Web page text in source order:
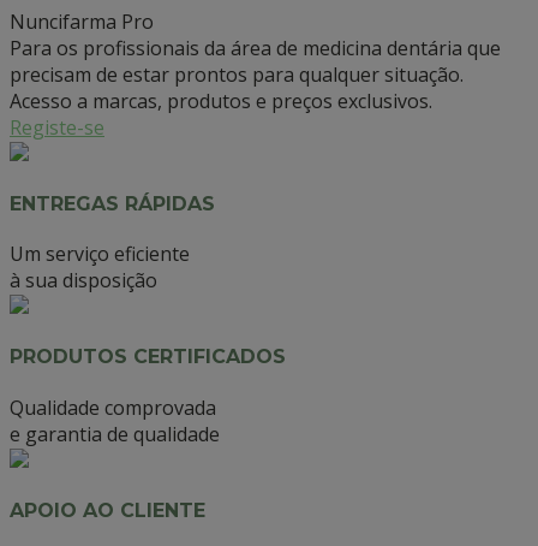
Nuncifarma Pro
Para os profissionais da área de medicina dentária que
precisam de estar prontos para qualquer situação.
Acesso a marcas, produtos e preços exclusivos.
Registe-se
ENTREGAS RÁPIDAS
Um serviço eficiente
à sua disposição
PRODUTOS CERTIFICADOS
Qualidade comprovada
e garantia de qualidade
APOIO AO CLIENTE